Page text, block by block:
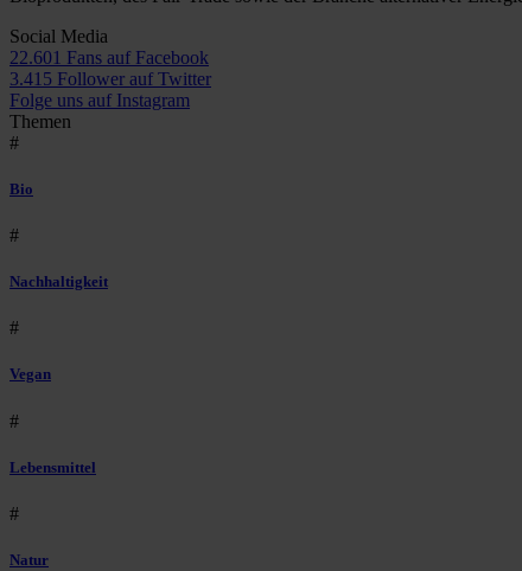
Social Media
22.601 Fans auf Facebook
3.415 Follower auf Twitter
Folge uns auf Instagram
Themen
#
Bio
#
Nachhaltigkeit
#
Vegan
#
Lebensmittel
#
Natur